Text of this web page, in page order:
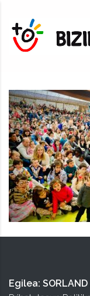
Egilea: SORLAND